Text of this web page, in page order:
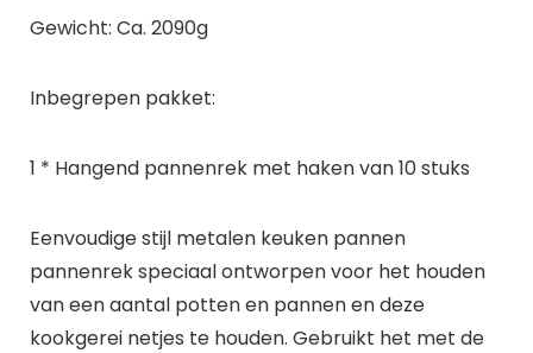
Gewicht: Ca. 2090g
Inbegrepen pakket:
1 * Hangend pannenrek met haken van 10 stuks
Eenvoudige stijl metalen keuken pannen
pannenrek speciaal ontworpen voor het houden
van een aantal potten en pannen en deze
kookgerei netjes te houden. Gebruikt het met de